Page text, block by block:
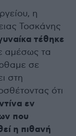
η
Τοσκάνης
τέθηκε
αμέσως τα
σε
στη
ότι
εν
που
η πιθανή